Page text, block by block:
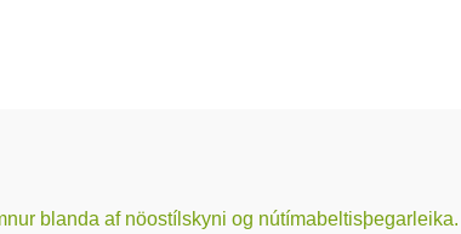
blanda af nöostílskyni og nútímabeltisþegarleika.